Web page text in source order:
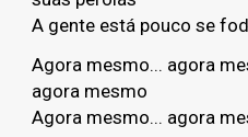
A gente está pouco se
Agora mesmo... agora
agora mesmo
Agora mesmo... agora